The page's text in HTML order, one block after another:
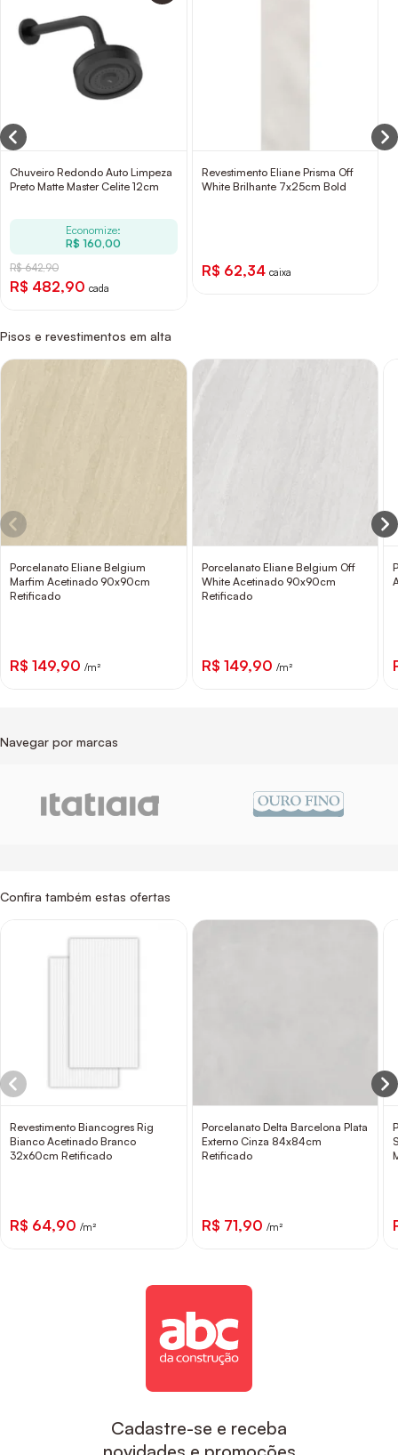
Chuveiro Redondo Auto Limpeza
Preto Matte Master Celite 12cm
Economize:
R$ 160,00
R$ 642,90
R$ 482,90 cada
Revestimento Eliane Prisma Off
White Brilhante 7x25cm Bold
R$ 62,34 caixa
Pisos e revestimentos em alta
Porcelanato Eliane Belgium
Marfim Acetinado 90x90cm
Retificado
R$ 149,90 /m²
Porcelanato Eliane Belgium Off
White Acetinado 90x90cm
Retificado
R$ 149,90 /m²
Navegar por marcas
Confira também estas ofertas
Revestimento Biancogres Rig
Bianco Acetinado Branco
32x60cm Retificado
R$ 64,90 /m²
Porcelanato Delta Barcelona Plata
Externo Cinza 84x84cm
Retificado
R$ 71,90 /m²
Cadastre-se e receba